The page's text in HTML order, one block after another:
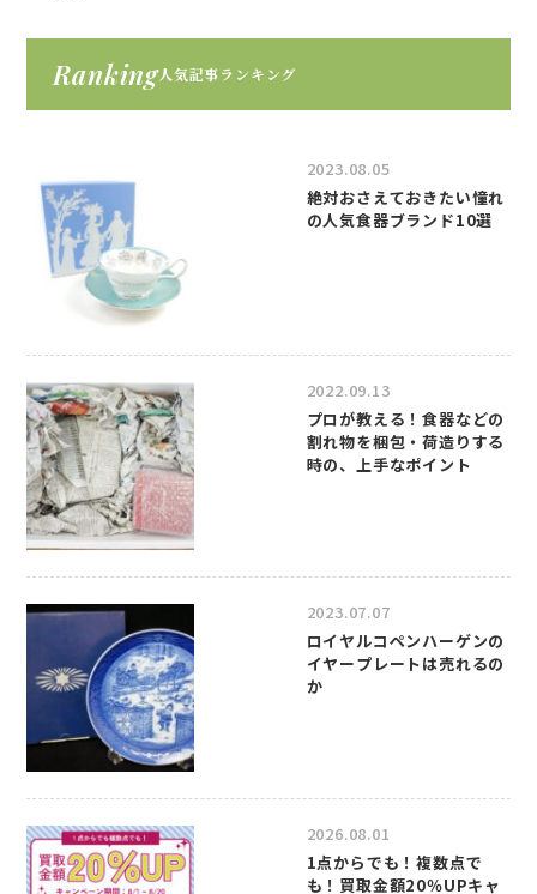
Ranking人気記事ランキング
2023.08.05
絶対おさえておきたい憧れ
の人気食器ブランド10選
2022.09.13
プロが教える！食器などの
割れ物を梱包・荷造りする
時の、上手なポイント
2023.07.07
ロイヤルコペンハーゲンの
イヤープレートは売れるの
か
2026.08.01
1点からでも！複数点で
も！買取金額20％UPキャ